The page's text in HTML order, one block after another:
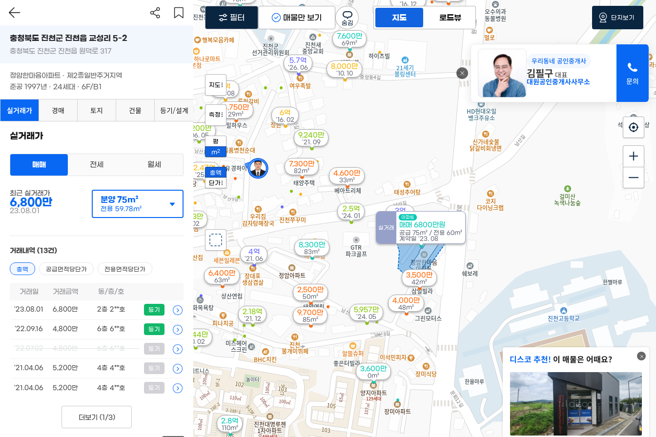
3,600만
0m²
5.7억
'26. 06
2.8억
110m²
4,000만
48m²
8,300만
83m²
6,400만
63m²
7,600만
69m²
2.47억
'25. 10
9,700만
85m²
5,957만
'24. 05
2.5억
'24. 01
3억
'23. 09
실거래
아파트
매매 6800만원
공급 75m² / 전용 60m²
계약일 '23. 08
3,500만
42m²
4,600만
33m²
4억
'22. 08
2.18억
'21. 12
7,300만
82m²
9,240만
'21. 09
4억
'21. 06
7,644만
'20. 02
4,750만
29m²
'16. 12
6억
'16. 02
9,033만
'15. 02
11.65억
'15. 01
2,500만
50m²
8,000만
'10. 10
7,200만
'06. 05
디스코 추천! 이 매물은 어때요?
우리동네 공인중개사
김필구 대표
대원공인중개사사무소
지도 로드뷰
지도
측정
평
m2
총액
단가
필터 매물만 보기 단지보기
충청북도 진천군 진천읍 교성리 5-2
충청북도 진천군 진천읍 원덕로 317
정암한마음아파트 · 제2종일반주거지역
준공 1997년 · 24세대 · 6F/B1
실거래가 경매 토지 건물 등기/설계
실거래가
매매 전세 월세
최근 실거래가
6,800만
23.08.01
분양75m²
전용 59.78m²
거래내역 (13건)
총액 공급면적당단가 전용면적당단가
거래일 거래금액 동/층/호
'23.08.01 6,800만 2층 2**호 등기
'22.09.16 4,800만 6층 6**호 등기
'22.07.02 4,800만 6층 6**호 등기
'21.04.06 5,200만 4층 4**호 등기
'21.04.06 5,200만 4층 4**호 등기
더보기 (1/3)